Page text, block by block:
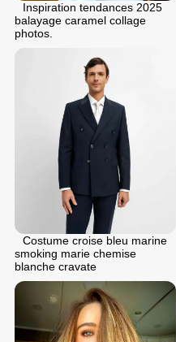
Inspiration tendances 2025
balayage caramel collage
photos.
Costume croise bleu marine
smoking marie chemise
blanche cravate